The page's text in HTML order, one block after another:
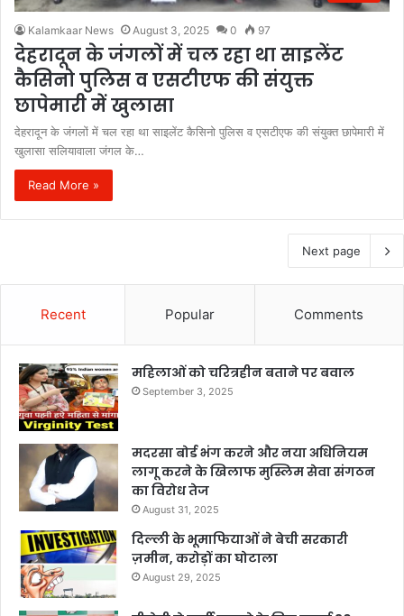
Kalamkaar News August 3, 2025 0 97
देहरादून के जंगलों में चल रहा था साइलेंट
कैसिनो पुलिस व एसटीएफ की संयुक्त
छापेमारी में खुलासा
देहरादून के जंगलों में चल रहा था साइलेंट कैसिनो पुलिस व एसटीएफ की संयुक्त छापेमारी में
खुलासा सलियावाला जंगल के…
Read More »
Next page
Recent Popular Comments
महिलाओं को चरित्रहीन बताने पर बवाल
September 3, 2025
मदरसा बोर्ड भंग करने और नया अधिनियम
लागू करने के खिलाफ मुस्लिम सेवा संगठन
का विरोध तेज
August 31, 2025
दिल्ली के भूमाफियाओं ने बेची सरकारी
ज़मीन, करोड़ों का घोटाला
August 29, 2025